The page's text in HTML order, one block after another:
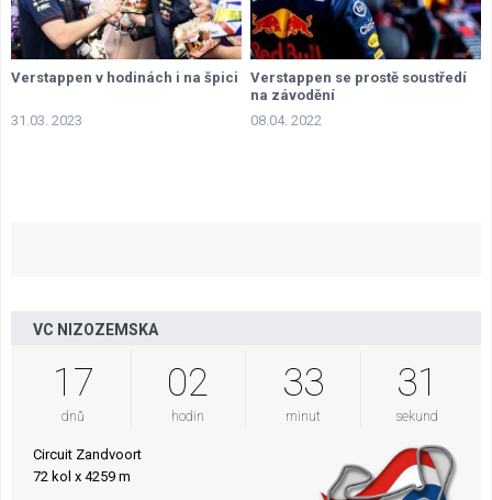
Verstappen v hodinách i na špici
31.03. 2023
Verstappen se prostě soustředí
na závodění
08.04. 2022
VC NIZOZEMSKA
17
dnů
02
hodin
33
minut
30
sekund
Circuit Zandvoort
72 kol x 4259 m